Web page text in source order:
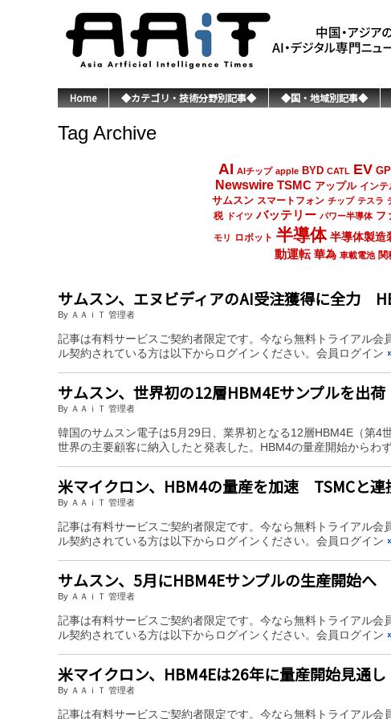
Home ◆カテゴリ・技術分野別記事◆ ◆国・地域別記事◆
Tag Archive
AI AIチップ apple BYD CATL EV
Newswire TSMC アップル インテ
サムスン スマートフォン チップ テスラ
税
ドイツ バッテリー パワー半導体 フ
モリ ロボット 半導体 半導体製造
動運転 華為 車載電池 関
サムスン、エヌビディアのAI受注獲得に全力
By ＡＡｉＴ 管理者
記事は有料サービスご契約者限定です。今なら無料トライアル
ル契約されている方は以下からログインください。会員ログイン
サムスン、世界初の12層HBM4Eサンプルを出荷
By ＡＡｉＴ 管理者
韓国のサムスン電子は5月29日、業界初となる12層HBM4E（第4
世界の主要顧客に納入したと発表した。HBM4の量産開始からわ
米マイクロン、HBM4の量産を加速 TSMCと連
By ＡＡｉＴ 管理者
記事は有料サービスご契約者限定です。今なら無料トライアル
ル契約されている方は以下からログインください。会員ログイン
サムスン、5月にHBM4Eサンプルの生産開始へ
By ＡＡｉＴ 管理者
記事は有料サービスご契約者限定です。今なら無料トライアル
ル契約されている方は以下からログインください。会員ログイン
米マイクロン、HBM4Eは26年に量産開始見通し
By ＡＡｉＴ 管理者
記事は有料サービスご契約者限定です。今なら無料トライアル